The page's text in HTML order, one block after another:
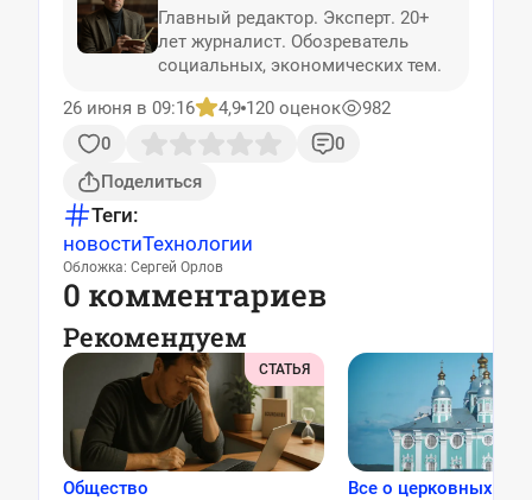
Главный редактор. Эксперт. 20+
лет журналист. Обозреватель
социальных, экономических тем.
26 июня в 09:16
4,9 120 оценок
982
0
0
Поделиться
Теги:
новостиТехнологии
Обложка: Сергей Орлов
0 комментариев
Рекомендуем
СТАТЬЯ
Общество Все о церковных